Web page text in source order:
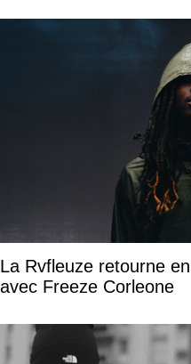
La Rvfleuze retourne
avec Freeze Corleone